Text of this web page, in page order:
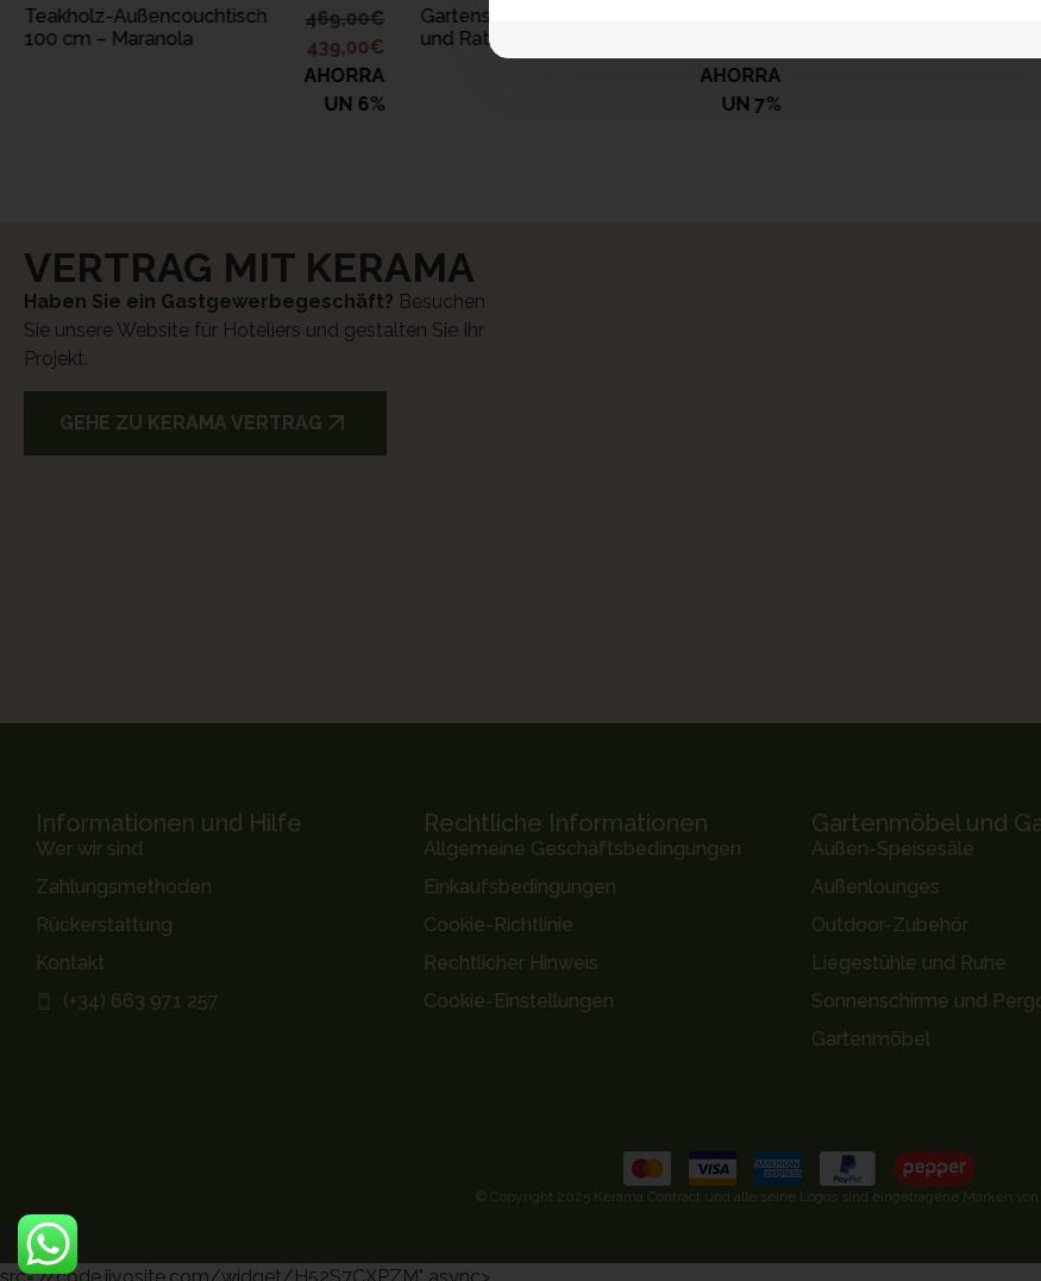
Teakholz-Außencouchtisch
100 cm – Maranola
469,00€
439,00€
AHORRA
UN 6%
Gartensessel aus Teakholz
und Rattan – Maranola
AHORRA
UN 7%
VERTRAG MIT KERAMA
Haben Sie ein Gastgewerbegeschäft? Besuchen
Sie unsere Website für Hoteliers und gestalten Sie Ihr
Projekt.
GEHE ZU KERAMA VERTRAG
Informationen und Hilfe
Wer wir sind
Zahlungsmethoden
Rückerstattung
Kontakt
(+34) 663 971 257
Rechtliche Informationen
Allgemeine Geschäftsbedingungen
Einkaufsbedingungen
Cookie-Richtlinie
Rechtlicher Hinweis
Cookie-Einstellungen
Gartenmöbel und
Außen-Speisesäle
Außenlounges
Outdoor-Zubehör
Liegestühle und Ruhe
Sonnenschirme und
Gartenmöbel
© Copyright 2025 Kerama Contract und alle seine Logos sind eingetragene Marken von
src="//code.jivosite.com/widget/H52S7CXPZM" async>